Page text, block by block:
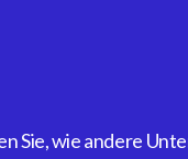
Sie, wie andere